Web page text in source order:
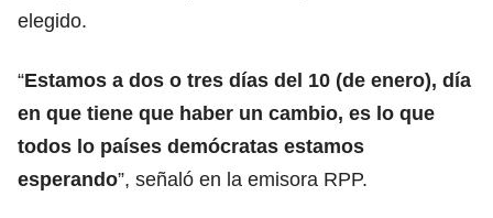
elegido.
“Estamos a dos o tres días del 10 (de enero), día
en que tiene que haber un cambio, es lo que
todos lo países demócratas estamos
esperando”, señaló en la emisora RPP.